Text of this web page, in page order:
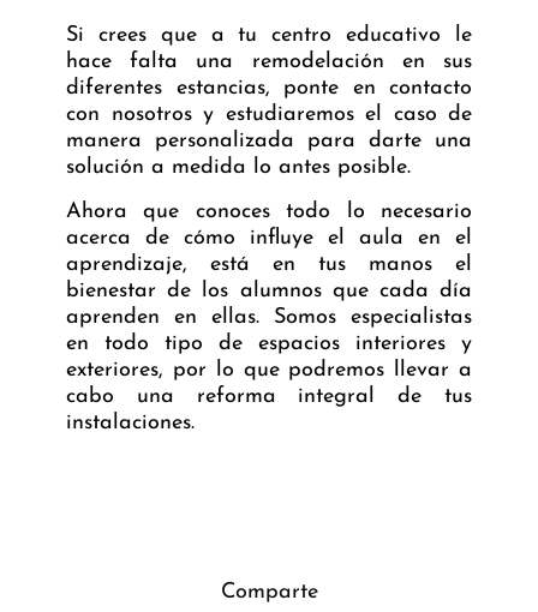
Si crees que a tu centro educativo le
hace falta una remodelación en sus
diferentes estancias, ponte en contacto
con nosotros y estudiaremos el caso de
manera personalizada para darte una
solución a medida lo antes posible.
Ahora que conoces todo lo necesario
acerca de cómo influye el aula en el
aprendizaje, está en tus manos el
bienestar de los alumnos que cada día
aprenden en ellas. Somos especialistas
en todo tipo de espacios interiores y
exteriores, por lo que podremos llevar a
cabo una reforma integral de tus
instalaciones.
Comparte